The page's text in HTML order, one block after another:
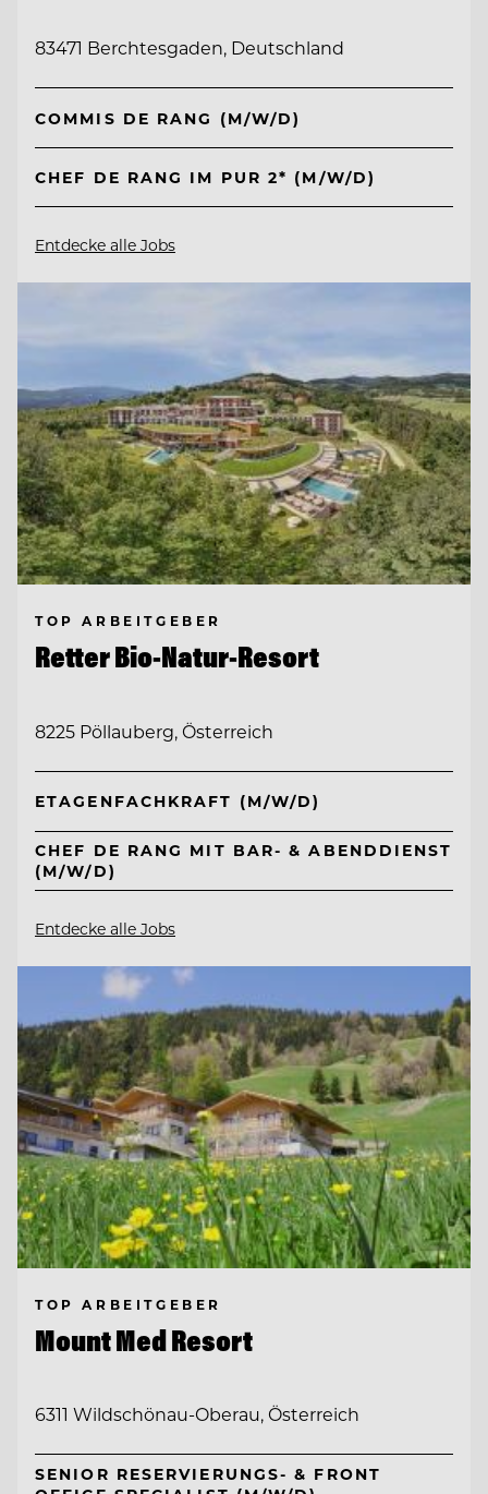
83471 Berchtesgaden, Deutschland
COMMIS DE RANG (M/W/D)
CHEF DE RANG IM PUR 2* (M/W/D)
Entdecke alle Jobs
TOP ARBEITGEBER
Retter Bio-Natur-Resort
8225 Pöllauberg, Österreich
ETAGENFACHKRAFT (M/W/D)
CHEF DE RANG MIT BAR- & ABENDDIENST
(M/W/D)
Entdecke alle Jobs
TOP ARBEITGEBER
Mount Med Resort
6311 Wildschönau-Oberau, Österreich
SENIOR RESERVIERUNGS- & FRONT